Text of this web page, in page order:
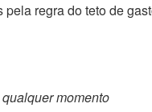
regra do teto de
momento